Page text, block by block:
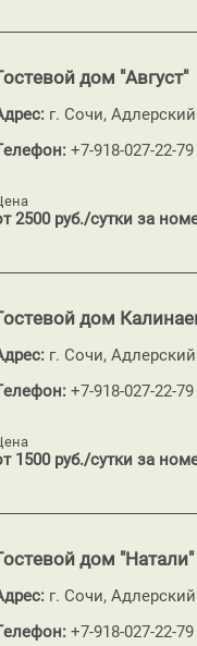
дом "Август"
г. Сочи,
+7-918-027-22-
2500 руб./сутки за
дом
г. Сочи,
+7-918-027-22-
1500 руб./сутки за
дом "Натали"
г. Сочи,
+7-918-027-22-